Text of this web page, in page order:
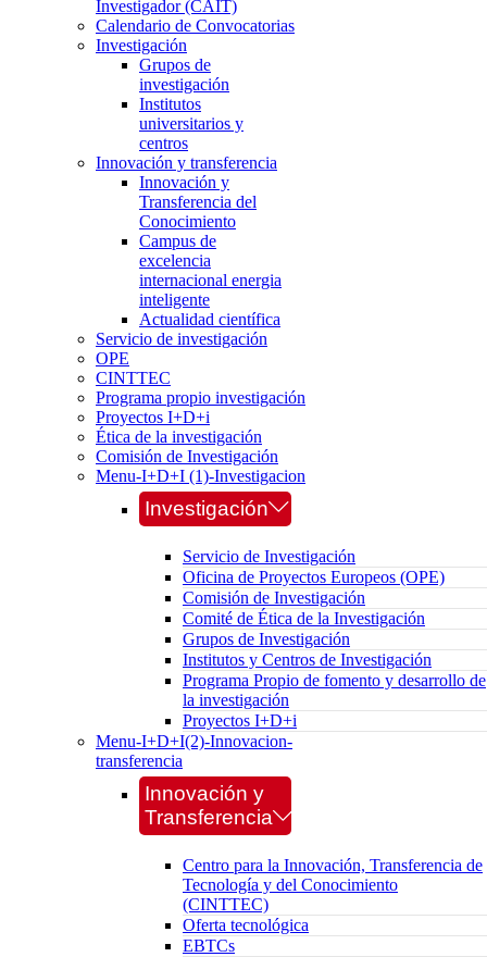
Investigador (CAIT)
Calendario de Convocatorias
Investigación
Grupos de
investigación
Institutos
universitarios y
centros
Innovación y transferencia
Innovación y
Transferencia del
Conocimiento
Campus de
excelencia
internacional energia
inteligente
Actualidad científica
Servicio de investigación
OPE
CINTTEC
Programa propio investigación
Proyectos I+D+i
Ética de la investigación
Comisión de Investigación
Menu-I+D+I (1)-Investigacion
Investigación
Servicio de Investigación
Oficina de Proyectos Europeos (OPE)
Comisión de Investigación
Comité de Ética de la Investigación
Grupos de Investigación
Institutos y Centros de Investigación
Programa Propio de fomento y desarrollo de
la investigación
Proyectos I+D+i
Menu-I+D+I(2)-Innovacion-
transferencia
Innovación y
Transferencia
Centro para la Innovación, Transferencia de
Tecnología y del Conocimiento
(CINTTEC)
Oferta tecnológica
EBTCs